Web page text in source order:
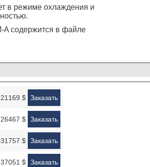
в режиме охлаждения и
содержится в файле
21169 $ Заказать
26467 $ Заказать
31757 $ Заказать
37051 $ Заказать